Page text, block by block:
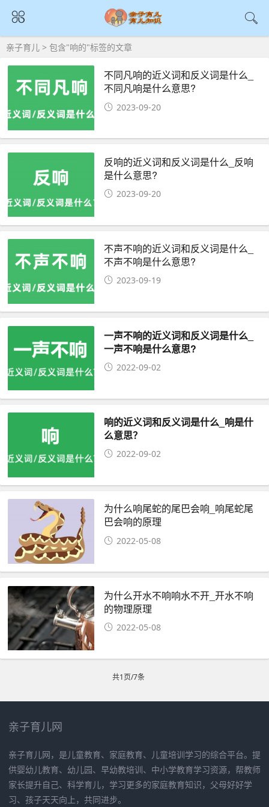
亲子育儿 > 包含"响的"标签的文章
不同凡响的近义词和反义词是什么_
不同凡响是什么意思?
2023-09-20
反响的近义词和反义词是什么_反响
是什么意思?
2023-09-20
不声不响的近义词和反义词是什么_
不声不响是什么意思?
2023-09-19
一声不响的近义词和反义词是什么_
一声不响是什么意思?
2022-09-02
响的近义词和反义词是什么_响是什
么意思？
2022-09-02
为什么响尾蛇的尾巴会响_响尾蛇尾
巴会响的原理
2022-05-08
为什么开水不响响水不开_开水不响
的物理原理
2022-05-08
共1页/7条
亲子育儿网
亲子育儿网，是儿童教育、家庭教育、儿童培训学习的综合平台。提
供婴幼儿教育、幼儿园、早幼教培训、中小学教育学习资源，帮教师
家长提升自己、科学育儿，学习更多的家庭教育知识，父母好好学
习、孩子天天向上，共同进步。